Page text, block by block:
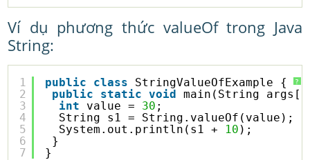
Ví dụ phương thức valueOf trong Java
String:
?
1
2
3
4
5
6
7
public class
StringValueOfExample {
public
static void
main(String
int
value = 30 ;
String s1 = String.valueOf(value);
System.out.println(s1 + 10 );
}
}